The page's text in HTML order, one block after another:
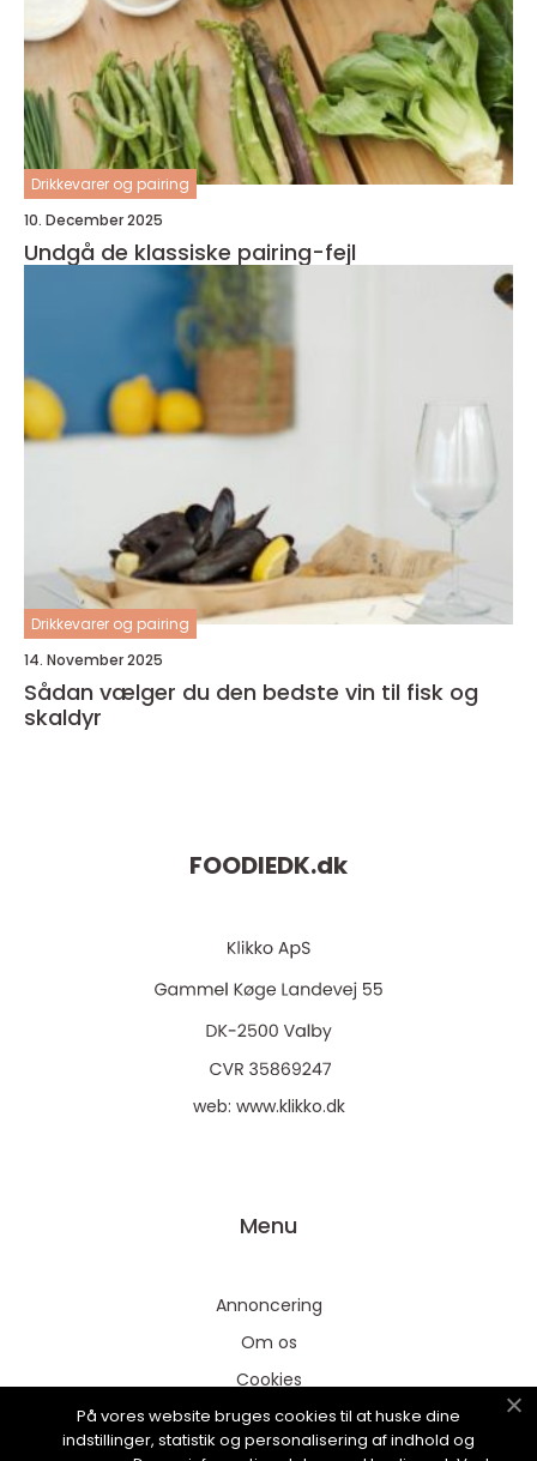
Drikkevarer og pairing
10. December 2025
Undgå de klassiske pairing-fejl
Drikkevarer og pairing
14. November 2025
Sådan vælger du den bedste vin til fisk og
skaldyr
FOODIEDK.dk
web: www.klikko.dk
Menu
Annoncering
Om os
Cookies
Kontakt os
Sitemap
På vores website bruges cookies til at huske dine
indstillinger, statistik og personalisering af indhold og